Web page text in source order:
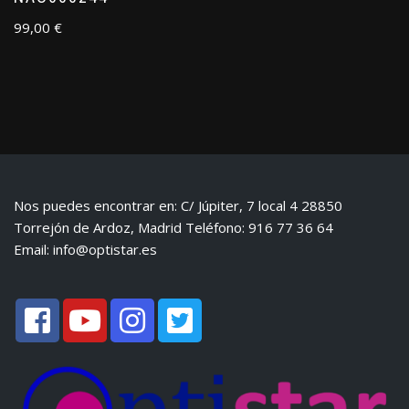
99,00 €
Nos puedes encontrar en: C/ Júpiter, 7 local 4 28850
Torrejón de Ardoz, Madrid Teléfono: 916 77 36 64
Email: info@optistar.es